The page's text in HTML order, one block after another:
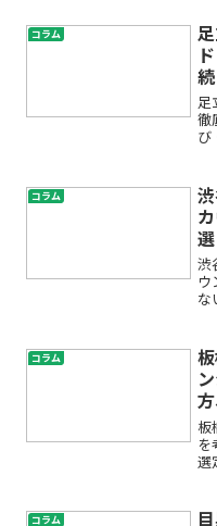
と
に
コラム
足
徹
び
管
た
コラム
渋
ウ
な
が
な
コラム
板
選
を
コラム